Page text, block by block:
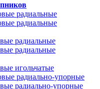
радиальные
радиальные
радиальные
радиальные
игольчатые
радиально-упорные
радиально-упорные